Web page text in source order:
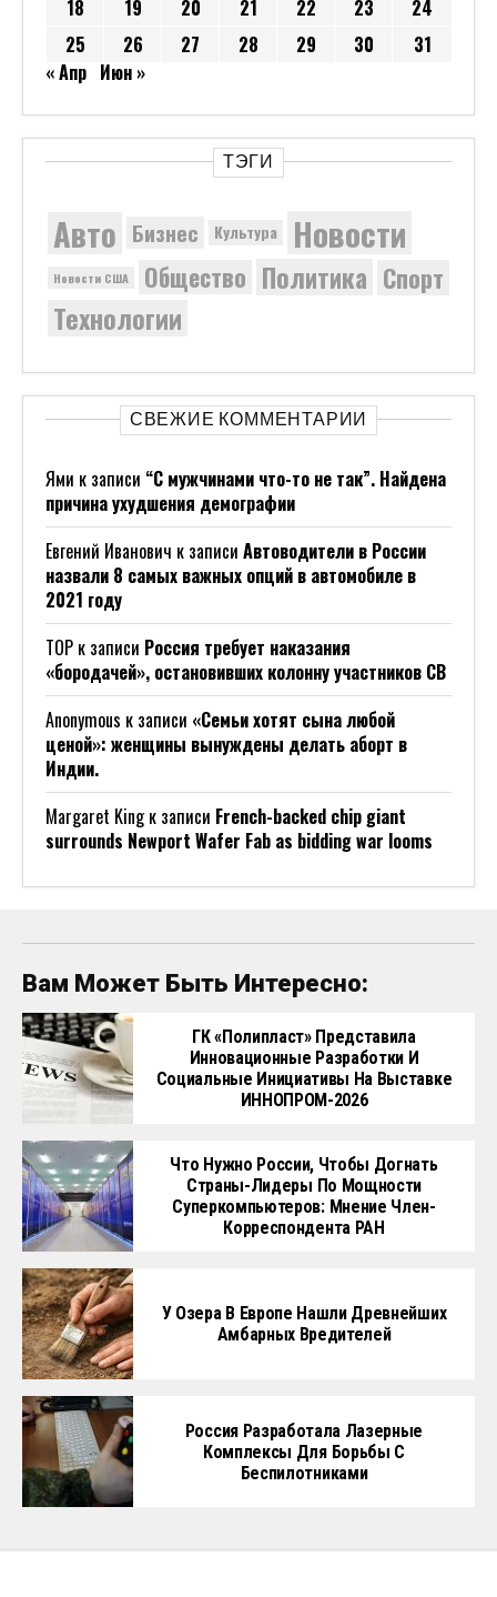
18
19 20 21 22 23
24
25
26 27 28 29 30
31
« Апр Июн »
ТЭГИ
Авто Бизнес Культура Новости
Новости США Общество Политика Спорт
Технологии
СВЕЖИЕ КОММЕНТАРИИ
Ями к записи “С мужчинами что-то не так”. Найдена
причина ухудшения демографии
Евгений Иванович к записи Автоводители в России
назвали 8 самых важных опций в автомобиле в
2021 году
ТОР к записи Россия требует наказания
«бородачей», остановивших колонну участников СВ
Anonymous к записи «Семьи хотят сына любой
ценой»: женщины вынуждены делать аборт в
Индии.
Margaret Kingк записи French-backed chip giant
surrounds Newport Wafer Fab as bidding war looms
Вам Может Быть Интересно:
ГК «Полипласт» Представила
Инновационные Разработки И
Социальные Инициативы На Выставке
ИННОПРОМ-2026
Что Нужно России, Чтобы Догнать
Страны-Лидеры По Мощности
Суперкомпьютеров: Мнение Член-
Корреспондента РАН
У Озера В Европе Нашли Древнейших
Амбарных Вредителей
Россия Разработала Лазерные
Комплексы Для Борьбы С
Беспилотниками